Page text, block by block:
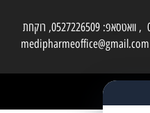
לייעוץ עם רוקח נא לחייג למס' 03-6560428 , וואטסאפ: 0527226509, רוקחת